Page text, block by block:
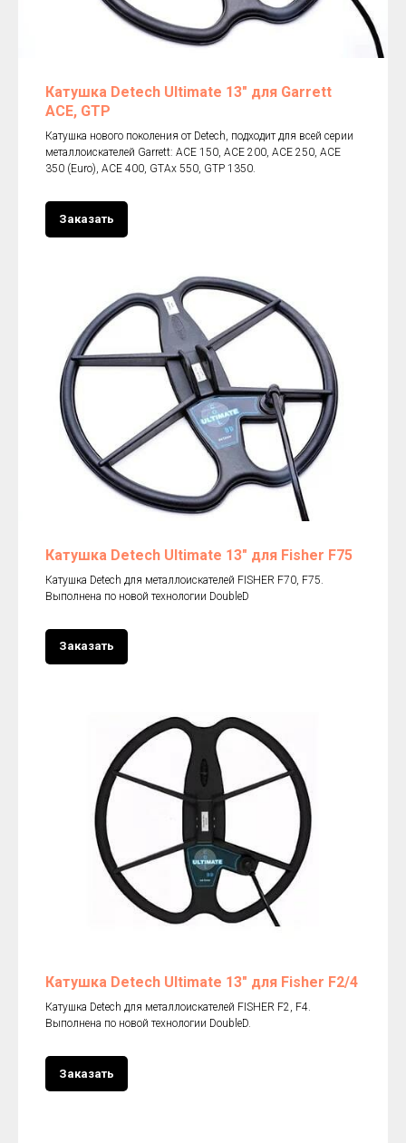
Катушка Detech Ultimate 13" для Garrett
ACE, GTP
Катушка нового поколения от Detech, подходит для всей серии
металлоискателей Garrett: ACE 150, ACE 200, ACE 250, ACE
350 (Euro), ACE 400, GTAx 550, GTP 1350.
Заказать
Катушка Detech Ultimate 13" для Fisher F75
Катушка Detech для металлоискателей FISHER F70, F75.
Выполнена по новой технологии DoubleD
Заказать
Катушка Detech Ultimate 13" для Fisher F2/4
Катушка Detech для металлоискателей FISHER F2, F4.
Выполнена по новой технологии DoubleD.
Заказать